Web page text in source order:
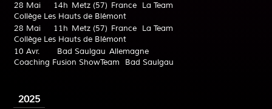
28 Mai
14h Metz (57) France
La Team
Collège Les Hauts de Blémont
28 Mai
11h Metz (57) France
La Team
Collège Les Hauts de Blémont
10 Avr.
Bad Saulgau Allemagne
Coaching Fusion ShowTeam
Bad Saulgau
2025